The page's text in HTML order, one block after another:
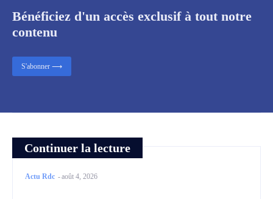
Continuer la lecture
Actu Rdc -août 4, 2026
Bénéficiez d'un accès exclusif à tout notre
contenu
S'abonner ⟶